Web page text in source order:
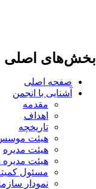
بخش‌های اصلی
صفحه اصلی
آشنایی با انجمن
مقدمه
اهداف
تاریخچه
هیئت
هیئت مدیره
هیئت مدیره
مسئول
نمودار